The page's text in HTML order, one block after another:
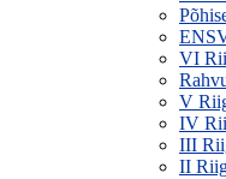
VI
V
IV
III
II